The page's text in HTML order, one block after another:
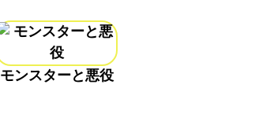
モンスターと悪役